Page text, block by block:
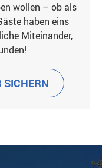
wollen – ob als
haben eins
Miteinander,